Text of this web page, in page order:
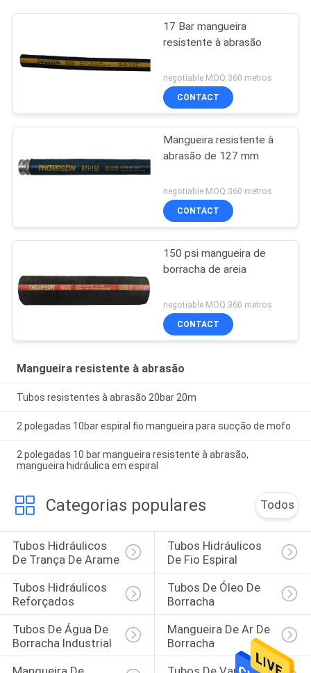
17 Bar mangueira
resistente à abrasão
negotiable MOQ:360 metros
CONTACT
Mangueira resistente à
abrasão de 127 mm
negotiable MOQ:360 metros
CONTACT
150 psi mangueira de
borracha de areia
negotiable MOQ:360 metros
CONTACT
Mangueira resistente à abrasão
Tubos resistentes à abrasão 20bar 20m
2 polegadas 10bar espiral fio mangueira para sucção de mofo
2 polegadas 10 bar mangueira resistente à abrasão,
mangueira hidráulica em espiral
Categorias populares Todos
Tubos Hidráulicos
De Trança De Arame
Tubos Hidráulicos
De Fio Espiral
Tubos Hidráulicos
Reforçados
Tubos De Óleo De
Borracha
Tubos De Água De
Borracha Industrial
Mangueira De Ar De
Borracha